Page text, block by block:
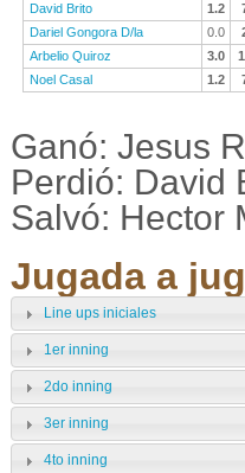
David Brito
1.2
Dariel Gongora D/la
0.0
Arbelio Quiroz
3.0
Noel Casal
1.2
Ganó: Jesus
Perdió: David
Salvó: Hector
Jugada a
Line ups iniciales
1er inning
2do inning
3er inning
4to inning